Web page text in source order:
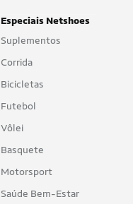
Especiais Netshoes
Suplementos
Corrida
Bicicletas
Futebol
Vôlei
Basquete
Motorsport
Saúde Bem-Estar